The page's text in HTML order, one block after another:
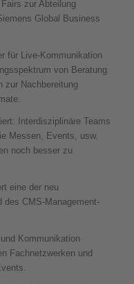
zur Abteilung
Global Business
für Live-Kommunikation
von Beratung
zur Nachbereitung
Interdisziplinäre Teams
Messen, Events, usw.
noch besser zu
eine der neu
des CMS-Management-
Kommunikation
Fachnetzwerken und